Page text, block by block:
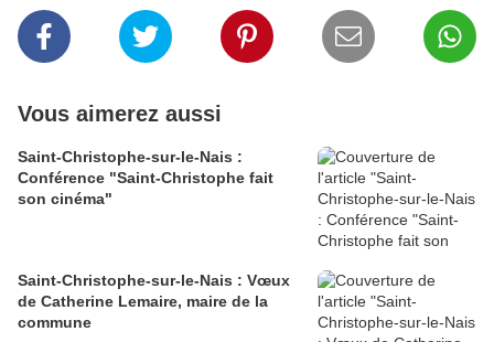
Vous aimerez aussi
Saint-Christophe-sur-le-Nais :
Conférence "Saint-Christophe fait
son cinéma"
Saint-Christophe-sur-le-Nais : Vœux
de Catherine Lemaire, maire de la
commune